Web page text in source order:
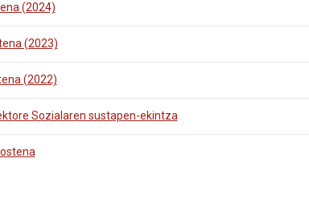
(2024)
(2023)
(2022)
Sozialaren sustapen-ekintza